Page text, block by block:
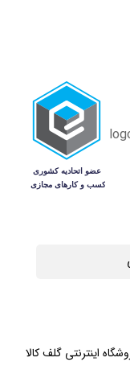
اینترنتی گلف کالا